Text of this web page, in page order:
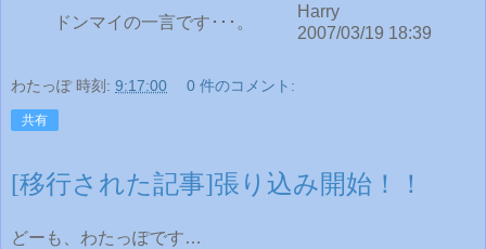
ドンマイの一言です･･･。
Harry
2007/03/19 18:39
わたっぽ 時刻: 9:17:00 0 件のコメント:
共有
[移行された記事]張り込み開始！！
どーも、わたっぽです…